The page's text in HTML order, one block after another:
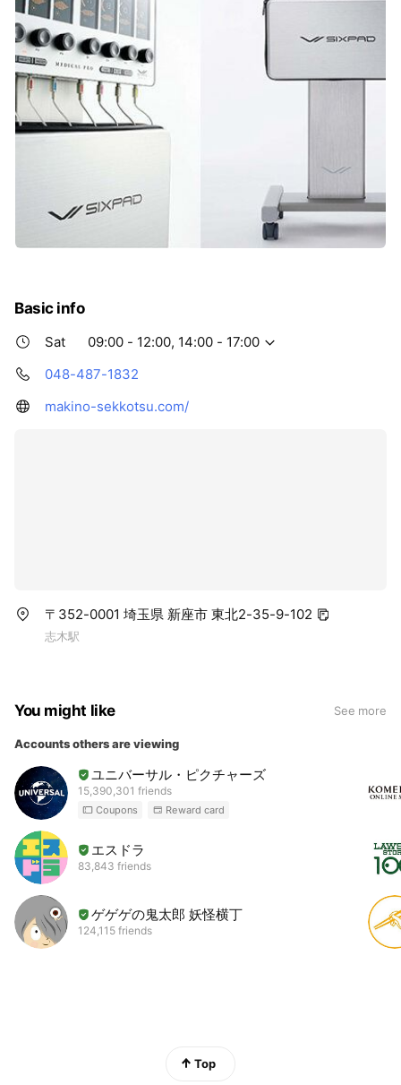
Basic info
Sat
09:00 - 12:00, 14:00 - 17:00
048-487-1832
makino-sekkotsu.com/
〒352-0001 埼玉県 新座市 東北2-35-9-102
志木駅
You might like See more
Accounts others are viewing
ユニバーサル・ピクチャーズ
15,390,301 friends
Coupons Reward card
エスドラ
83,843 friends
ゲゲゲの鬼太郎 妖怪横丁
124,115 friends
Top